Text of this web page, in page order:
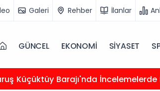
Galeri Rehber İlanlar
GÜNCEL EKONOMİ SİYASET
Küçüktüy Barajı'nda İncelemelerde